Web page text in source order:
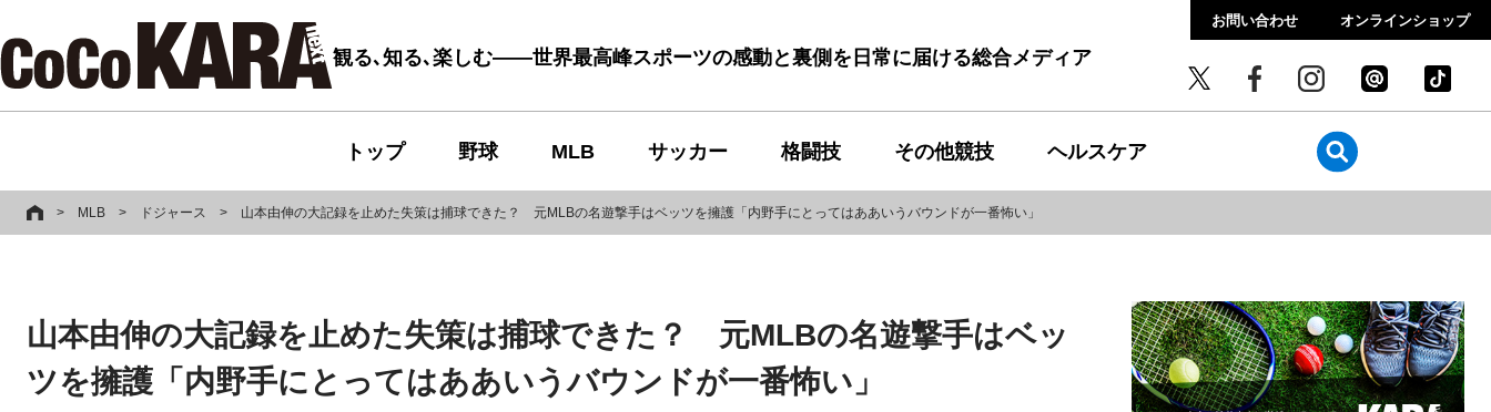
観る､知る､楽しむ――世界最高峰スポーツの感動と裏側を日常に届ける総合メディア
お問い合わせ オンラインショップ
トップ 野球 MLB サッカー 格闘技 その他競技 ヘルスケア
> MLB > ドジャース > 山本由伸の大記録を止めた失策は捕球できた？ 元MLBの名遊撃手はベッツを擁護「内野手にとってはああいうバウンドが一番怖い」
山本由伸の大記録を止めた失策は捕球できた？ 元MLBの名遊撃手はベッ
ツを擁護「内野手にとってはああいうバウンドが一番怖い」